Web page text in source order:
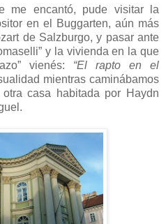
me encantó, pude visitar la
en el Buggarten, aún más
de Salzburgo, y pasar ante
y la vivienda en la que
vienés: “El rapto en el
mientras caminábamos
casa habitada por Haydn